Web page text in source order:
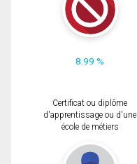
8.99 %
Certificat ou diplôme
d'apprentissage ou d'une
école de métiers